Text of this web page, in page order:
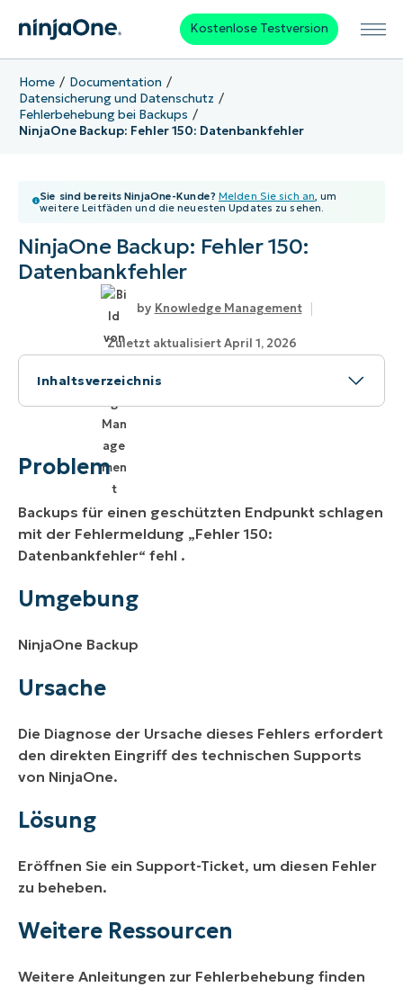
Kostenlose Testversion
Home
Documentation
Datensicherung und Datenschutz
Fehlerbehebung bei Backups
NinjaOne Backup: Fehler 150: Datenbankfehler
Sie sind bereits NinjaOne-Kunde? Melden Sie sich an, um
weitere Leitfäden und die neuesten Updates zu sehen.
NinjaOne Backup: Fehler 150:
Datenbankfehler
Knowledge Management
Zuletzt aktualisiert April 1, 2026
Inhaltsverzeichnis
Problem
Umgebung
Lösung
Problem
Backups für einen geschützten Endpunkt schlagen
mit der Fehlermeldung „Fehler 150:
Datenbankfehler“ fehl .
Umgebung
NinjaOne Backup
Ursache
Die Diagnose der Ursache dieses Fehlers erfordert
den direkten Eingriff des technischen Supports
von NinjaOne.
Lösung
Eröffnen Sie ein Support-Ticket, um diesen Fehler
zu beheben.
Weitere Ressourcen
Weitere Anleitungen zur Fehlerbehebung finden